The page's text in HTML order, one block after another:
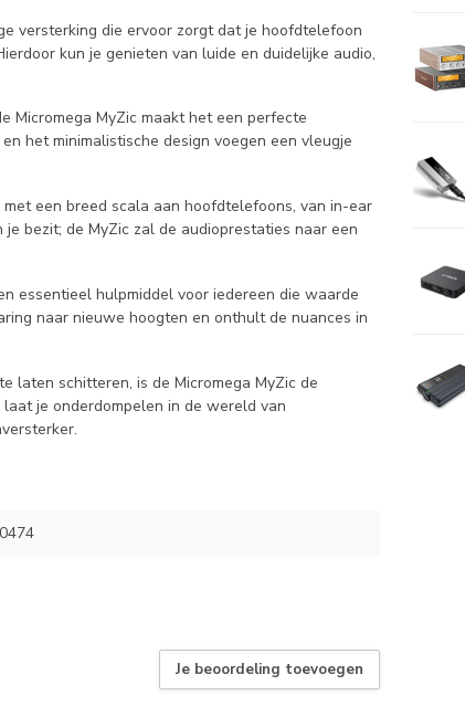
versterking die ervoor zorgt dat je hoofdtelefoon
kun je genieten van luide en duidelijke audio,
Micromega MyZic maakt het een perfecte
het minimalistische design voegen een vleugje
een breed scala aan hoofdtelefoons, van in-ear
bezit; de MyZic zal de audioprestaties naar een
essentieel hulpmiddel voor iedereen die waarde
naar nieuwe hoogten en onthult de nuances in
laten schitteren, is de Micromega MyZic de
je onderdompelen in de wereld van
Je beoordeling toevoegen